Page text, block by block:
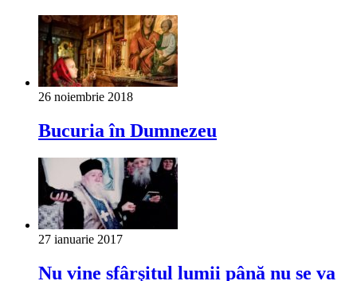
26 noiembrie 2018
Bucuria în Dumnezeu
27 ianuarie 2017
Nu vine sfârşitul lumii până nu se va